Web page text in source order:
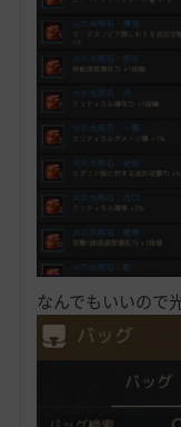
なんでもいいので